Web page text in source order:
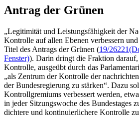
Antrag der Grünen
„Legitimität und Leistungsfähigkeit der
Kontrolle auf allen Ebenen verbessern
Titel des Antrags der Grünen (19/26221
Fenster)). Darin dringt die Fraktion darauf,
Kontrolle, ausgeübt durch das
„als Zentrum der Kontrolle der
der Bundesregierung zu stärken“. Dazu
Kontrollgremiums verbessert werden,
in jeder Sitzungswoche des Bundestages
dichtere und kontinuierlichere Kontrolle